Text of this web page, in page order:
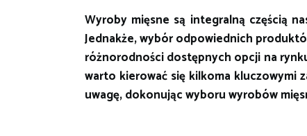
Wyroby mięsne są integralną częścią
Jednakże, wybór odpowiednich
różnorodności dostępnych opcji na
warto kierować się kilkoma kluczowymi
uwagę, dokonując wyboru wyrobów